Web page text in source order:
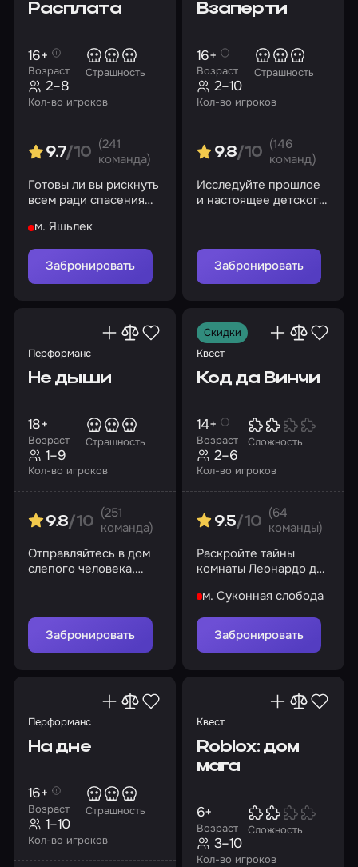
Расплата
Возраст
16+
Страшность
Кол-во игроков
2–8
9.7/10
(241
команда)
Готовы ли вы рискнуть
всем ради спасения
м. Яшьлек
Забронировать
Взаперти
Возраст
16+
Страшность
Кол-во игроков
2–10
9.8/10
(146
команд)
Исследуйте прошлое
и настоящее детского
Забронировать
Перформанс
Не дыши
Возраст
18+
Страшность
Кол-во игроков
1–9
9.8/10
(251
команда)
Отправляйтесь в дом
слепого человека,
Забронировать
Скидки
Квест
Код да Винчи
Возраст
14+
Сложность
Кол-во игроков
2–6
9.5/10
(64
команды)
Раскройте тайны
комнаты Леонардо да
святой Грааль
м. Суконная слобода
Забронировать
Перформанс
На дне
Возраст
16+
Страшность
Кол-во игроков
1–10
Квест
Roblox: дом
мага
Возраст
6+
Сложность
Кол-во игроков
3–10